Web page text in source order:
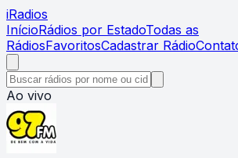
iRadios
InícioRádios por EstadoTodas as
RádiosFavoritosCadastrar Rádio
Ao vivo